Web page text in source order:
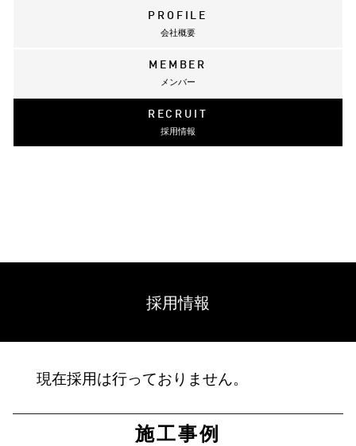
PROFILE
会社概要
MEMBER
メンバー
RECRUIT
採用情報
採用情報
現在採用は行っておりません。
施工事例